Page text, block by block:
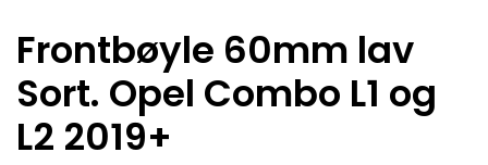
Frontbøyle 60mm lav
Sort. Opel Combo L1 og
L2 2019+